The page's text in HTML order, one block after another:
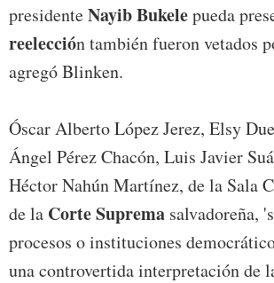
presidenteNayib Bukelepueda
reelección también fueron vetados
agregó Blinken.
Óscar Alberto López Jerez, Elsy
Ángel Pérez Chacón, Luis Javier
Héctor Nahún Martínez, de la Sala
de la Corte Suprema salvadoreña,
procesos o instituciones
una controvertida interpretación de